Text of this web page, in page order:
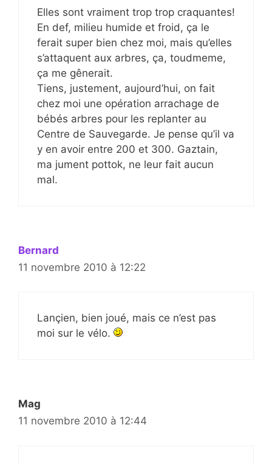
Elles sont vraiment trop trop craquantes!
En def, milieu humide et froid, ça le
ferait super bien chez moi, mais qu’elles
s’attaquent aux arbres, ça, toudmeme,
ça me gênerait.
Tiens, justement, aujourd’hui, on fait
chez moi une opération arrachage de
bébés arbres pour les replanter au
Centre de Sauvegarde. Je pense qu’il va
y en avoir entre 200 et 300. Gaztain,
ma jument pottok, ne leur fait aucun
mal.
Bernard
11 novembre 2010 à 12:22
Lançien, bien joué, mais ce n’est pas
moi sur le vélo.
Mag
11 novembre 2010 à 12:44